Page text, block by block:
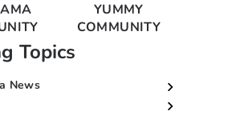
YUMMY
COMMUNITY
Topics
News